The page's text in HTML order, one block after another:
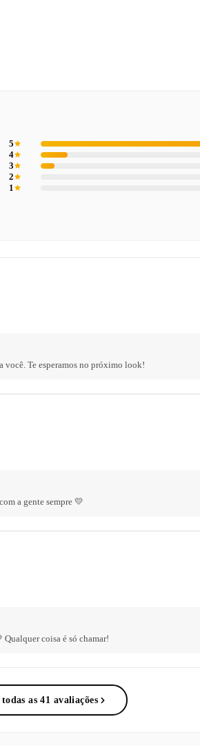
5
4
3
2
1
você. Te esperamos no próximo look!
a gente sempre 💛
coisa é só chamar!
as 41 avaliações